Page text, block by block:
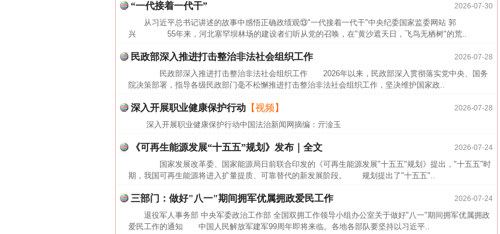
2026-07-30
“一代接着一代干”
从习近平总书记讲述的故事中感悟正确政绩观⑬"一代接着一代干"中央纪委国家监委网站 郭
兴 55年来，河北塞罕坝林场的建设者们听从党的召唤，在"黄沙遮天日，飞鸟无栖树"的荒..
2026-07-28
民政部深入推进打击整治非法社会组织工作
民政部深入推进打击整治非法社会组织工作 2026年以来，民政部深入贯彻落实党中央、国务
院决策部署，指导各级民政部门毫不松懈推进打击整治非法社会组织工作，坚决维护国家政..
2026-07-28
深入开展职业健康保护行动 【视频】
深入开展职业健康保护行动中国法治新闻网摘编：亓淦玉
2026-07-24
《可再生能源发展“十五五”规划》发布｜全文
国家发展改革委、国家能源局日前联合印发的《可再生能源发展"十五五"规划》提出，"十五五"时
期，我国可再生能源将进入扩量提质、可靠替代的新发展阶段。 规划提出了"十五五"..
2026-07-24
三部门：做好"八一"期间拥军优属拥政爱民工作
退役军人事务部 中央军委政治工作部 全国双拥工作领导小组办公室关于做好"八一"期间拥军优属拥政
爱民工作的通知 中国人民解放军建军99周年即将来临。各地各部队要坚持以习近平..